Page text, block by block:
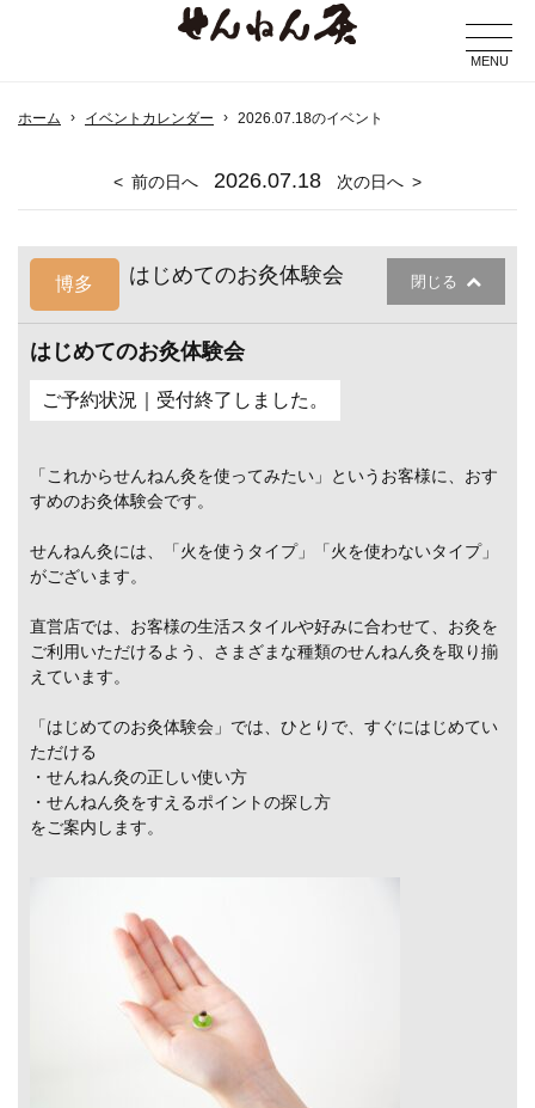
MENU
ホーム イベントカレンダー 2026.07.18のイベント
前の日へ 2026.07.18 次の日へ
博多 はじめてのお灸体験会 閉じる
はじめてのお灸体験会
ご予約状況｜受付終了しました。
「これからせんねん灸を使ってみたい」というお客様に、おす
すめのお灸体験会です。
せんねん灸には、「火を使うタイプ」「火を使わないタイプ」
がございます。
直営店では、お客様の生活スタイルや好みに合わせて、お灸を
ご利用いただけるよう、さまざまな種類のせんねん灸を取り揃
えています。
「はじめてのお灸体験会」では、ひとりで、すぐにはじめてい
ただける
・せんねん灸の正しい使い方
・せんねん灸をすえるポイントの探し方
をご案内します。